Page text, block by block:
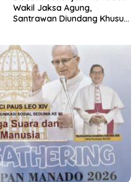
Wakil Jaksa Agung,
Santrawan Diundang Khusus